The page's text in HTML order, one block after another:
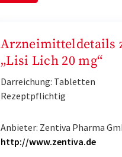
Arzneimitteldetails
„Lisi Lich 20 mg“
Darreichung: Tabletten
Rezeptpflichtig
Anbieter: Zentiva Pharma
http://www.zentiva.de